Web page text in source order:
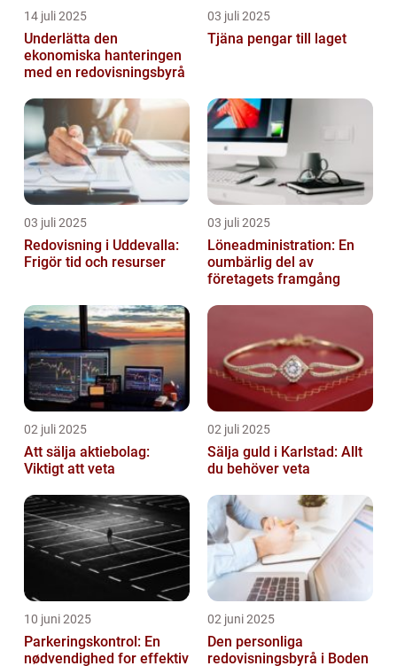
14 juli 2025
Underlätta den
ekonomiska hanteringen
med en redovisningsbyrå
03 juli 2025
Tjäna pengar till laget
03 juli 2025
Redovisning i Uddevalla:
Frigör tid och resurser
03 juli 2025
Löneadministration: En
oumbärlig del av
företagets framgång
02 juli 2025
Att sälja aktiebolag:
Viktigt att veta
02 juli 2025
Sälja guld i Karlstad: Allt
du behöver veta
10 juni 2025
Parkeringskontrol: En
nødvendighed for effektiv
02 juni 2025
Den personliga
redovisningsbyrå i Boden